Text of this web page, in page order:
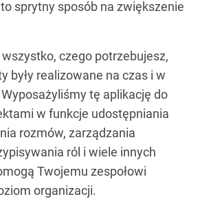
sprytny sposób na zwiększenie
czego potrzebujesz,
były realizowane na czas i w
tę aplikację do
w funkcje udostępniania
rozmów, zarządzania
ról i wiele innych
Twojemu zespołowi
organizacji.